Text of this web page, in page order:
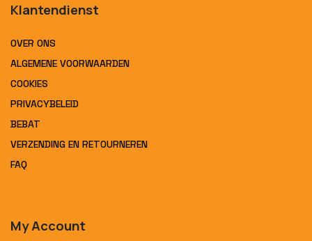
Klantendienst
OVER ONS
ALGEMENE VOORWAARDEN
COOKIES
PRIVACYBELEID
BEBAT
VERZENDING EN RETOURNEREN
FAQ
My Account